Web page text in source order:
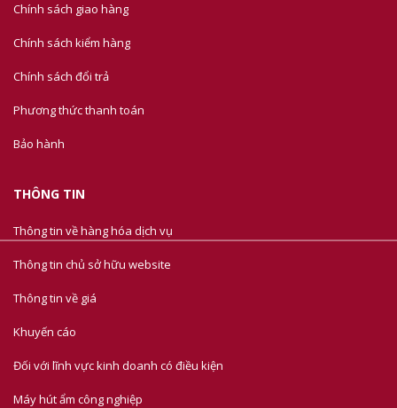
Chính sách giao hàng
Chính sách kiểm hàng
Chính sách đổi trả
Phương thức thanh toán
Bảo hành
THÔNG TIN
Thông tin về hàng hóa dịch vụ
Thông tin chủ sở hữu website
Thông tin về giá
Khuyến cáo
Đối với lĩnh vực kinh doanh có điều kiện
Máy hút ẩm công nghiệp